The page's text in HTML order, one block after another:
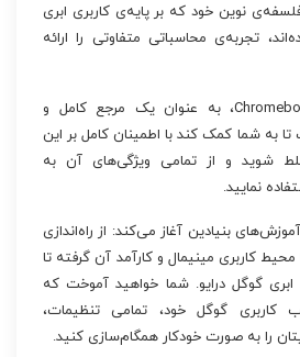
نوین خود که بر پایه‌ی کاربری ابری
تجربه‌ی محاسباتی متفاوتی را ارائه
کتاب راهنمای کاربر Chromebook، به عنوان یک مرجع کامل و
به شما کمک کند با اطمینان کامل بر این
شوید و از تمامی ویژگی‌های آن به
نمایید.
بنیادین آغاز می‌کند: از راه‌اندازی
کاربری مینیمال و کارآمد آن گرفته تا
گوگل درایو. شما خواهید آموخت که
کاربری گوگل خود، تمامی تنظیمات،
را به صورت خودکار همگام‌سازی کنید.